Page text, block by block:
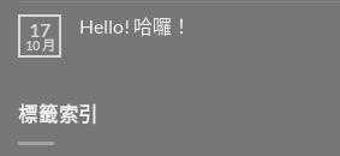
庫
17
10 月
Hello! 哈囉！
中
標籤索引